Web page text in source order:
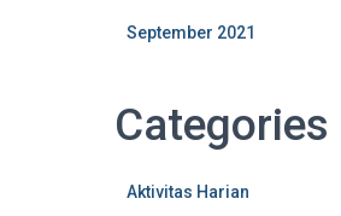
September 2021
Categories
Aktivitas Harian